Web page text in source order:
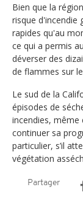
Bien que la
risque d'incendie
rapides qu'au
ce qui a permis
déverser des
de flammes sur
Le sud de la
épisodes de
incendies, même
continuer sa
particulier, s’il
végétation
Partager